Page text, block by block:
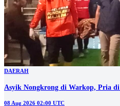
DAERAH
Asyik Nongkrong di Warkop, Pria
08 Aug 2026 02:00 UTC